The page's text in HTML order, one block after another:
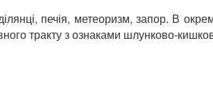
печія, метеоризм, запор. В
тракту з ознаками шлунково-